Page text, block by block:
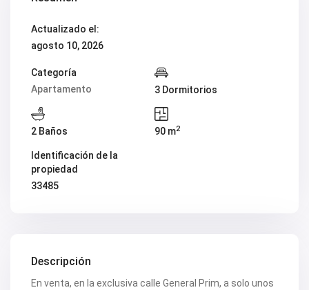
V2420
V2421
V2422
V2426
V2428
V2429
V2431
V2432
V2434
V2436
V2437
V2438
V2448
V2456
Actualizado el:
agosto 10, 2026
Categoría
Apartamento
3 Dormitorios
2 Baños 90 m2
Identificación de la
propiedad
33485
Descripción
En venta, en la exclusiva calle General Prim, a solo unos